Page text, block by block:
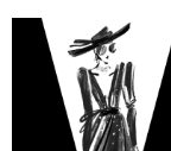
Skip
content